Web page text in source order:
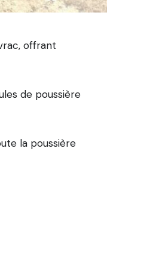
offrant
de poussière
la poussière